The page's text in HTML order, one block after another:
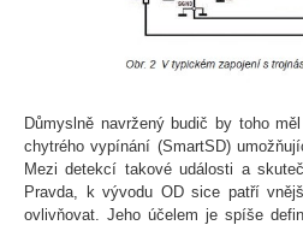
Důmyslně navržený budič by toho
chytrého vypínání (SmartSD)
Mezi detekcí takové události a
Pravda, k vývodu OD sice patří
ovlivňovat. Jeho účelem je spíše